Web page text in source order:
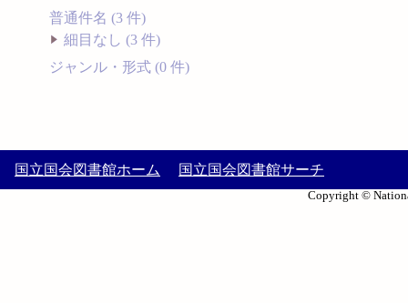
普通件名 (3 件)
細目なし (3 件)
ジャンル・形式 (0 件)
国立国会図書館ホーム 国立国会図書館サーチ
Copyright ©